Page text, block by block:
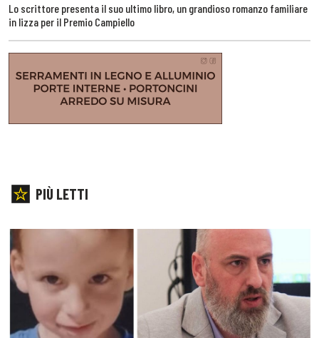
Lo scrittore presenta il suo ultimo libro, un grandioso romanzo familiare
in lizza per il Premio Campiello
PIÙ LETTI